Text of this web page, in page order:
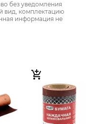
без уведомления
вид, комплектацию
информация не